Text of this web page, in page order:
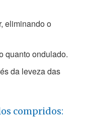
eliminando o
quanto ondulado.
da leveza das
compridos: